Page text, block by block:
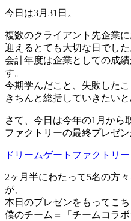
今日は3月31日。
複数のクライアント先企業
迎えるとても大切な日でした
会計年度は企業としての成
す。
今期学んだこと、失敗した
きちんと総括していきたいと
さて、今日は今年の1月から
ファクトリーの最終プレゼン
ドリームゲートファクトリー
2ヶ月半にわたって5名の方
が、
本日のプレゼンをもってこ
僕のチーム＝「チームコラ